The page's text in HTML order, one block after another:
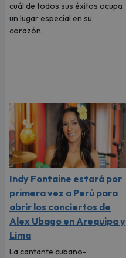
cuál de todos sus éxitos ocupa
un lugar especial en su
corazón.
Indy Fontaine estará por
primera vez a Perú para
abrir los conciertos de
Alex Ubago en Arequipa y
Lima
La cantante cubano-